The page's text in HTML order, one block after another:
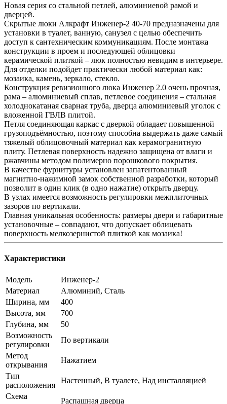
Новая серия со стальной петлей, алюминиевой рамой и
дверцей.
Скрытые люки Алкрафт Инженер-2 40-70 предназначены для
установки в туалет, ванную, санузел с целью обеспечить
доступ к сантехническим коммуникациям. После монтажа
конструкции в проем и последующей облицовки
керамической плиткой – люк полностью невидим в интерьере.
Для отделки подойдет практически любой материал как:
мозаика, камень, зеркало, стекло.
Конструкция ревизионного люка Инженер 2.0 очень прочная,
рама – алюминиевый сплав, петлевое соединения – стальная
холоднокатаная сварная труба, дверца алюминиевый уголок с
вложенной ГВЛВ плитой.
Петля соединяющая каркас с дверкой обладает повышенной
грузоподъёмностью, поэтому способна выдержать даже самый
тяжелый облицовочный материал как керамогранитную
плиту. Петлевая поверхность надежно защищена от влаги и
ржавчины методом полимерно порошкового покрытия.
В качестве фурнитуры установлен запатентованный
магнитно-нажимной замок собственной разработки, который
позволит в один клик (в одно нажатие) открыть дверцу.
В узлах имеется возможность регулировки межплиточных
зазоров по вертикали.
Главная уникальная особенность: размеры двери и габаритные
установочные – совпадают, что допускает облицевать
поверхность мелкозернистой плиткой как мозаика!
Характеристики
Модель
Инженер-2
Материал
Алюминий, Сталь
Ширина, мм
400
Высота, мм
700
Глубина, мм
50
Возможность
регулировки
По вертикали
Метод
открывания
Нажатием
Тип
расположения
Настенный, В туалете, Над инсталляцией
Схема
Распашная дверца